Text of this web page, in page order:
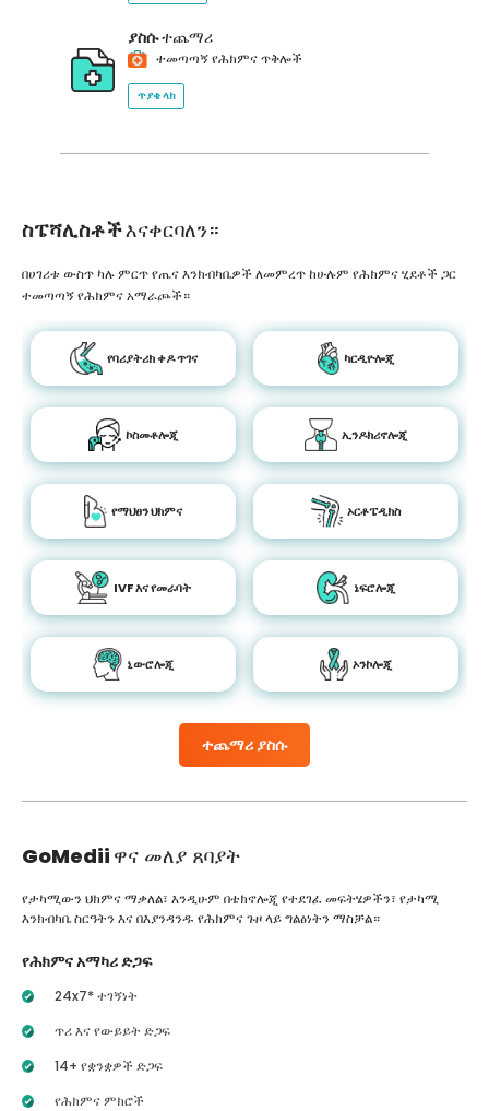
ያስሱተጨማሪ
ተመጣጣኝ የሕክምና ጥቅሎች
ጥያቄ ላክ
ስፔሻሊስቶችእናቀርባለን።
ተጨማሪ ያስሱ
በሀገሪቱ ውስጥ ካሉ ምርጥ የጤና እንክብካቤዎች ለመምረጥ ከሁሉም የሕክምና ሂደቶች ጋር
ተመጣጣኝ የሕክምና አማራጮች።
የባሪያትሪክ ቀዶ ጥገና ካርዲዮሎጂ
ኮስመቶሎጂ ኢንዶክሪኖሎጂ
የማህፀን ህክምና ኦርቶፔዲክስ
IVF እና የመራባት ኔፍሮሎጂ
ኒውሮሎጂ ኦንኮሎጂ
GoMedii ዋና መለያ ጸባያት
የታካሚውን ህክምና ማቃለል፣ እንዲሁም በቴክኖሎጂ የተደገፈ መፍትሄዎችን፣ የታካሚ
እንክብካቤ ስርዓትን እና በእያንዳንዱ የሕክምና ጉዞ ላይ ግልፅነትን ማስቻል።
የሕክምና አማካሪ ድጋፍ
24x7* ተገኝነት
ጥሪ እና የውይይት ድጋፍ
14+ የቋንቋዎች ድጋፍ
የሕክምና ምክሮች